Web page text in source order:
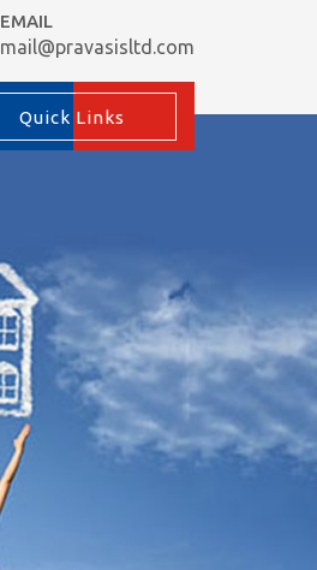
EMAIL
mail@pravasisltd.com
Quick Links